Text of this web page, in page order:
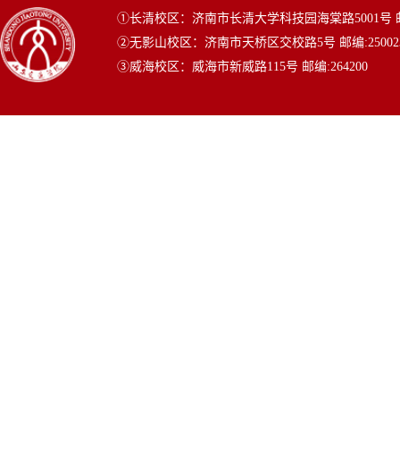
①长清校区：济南市长清大学科技园海棠路5001号
②无影山校区：济南市天桥区交校路5号 邮编
③威海校区：威海市新威路115号 邮编:264200